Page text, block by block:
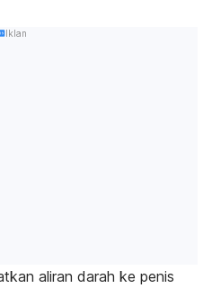
Iklan
aliran darah ke penis